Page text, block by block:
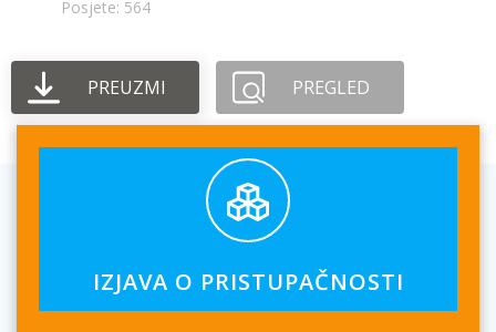
Posjete: 564
PREUZMI PREGLED
IZJAVA O PRISTUPAČNOSTI